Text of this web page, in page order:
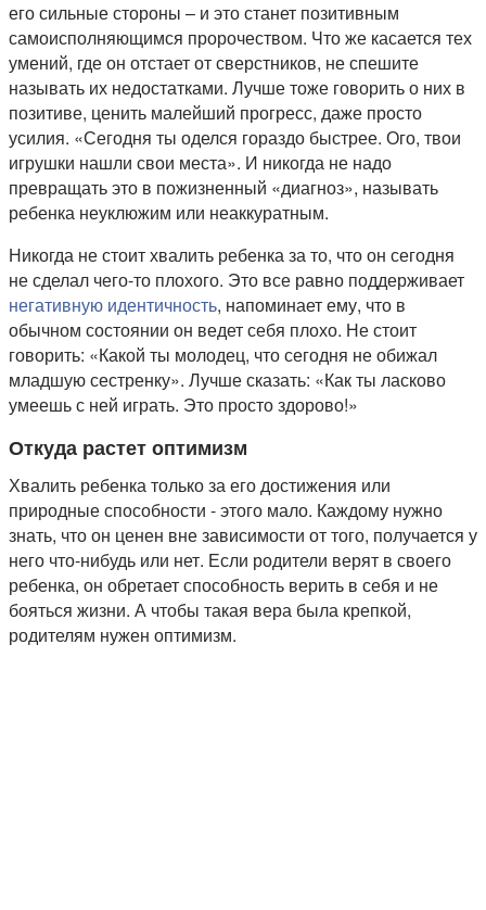
его сильные стороны – и это станет позитивным
самоисполняющимся пророчеством. Что же касается тех
умений, где он отстает от сверстников, не спешите
называть их недостатками. Лучше тоже говорить о них в
позитиве, ценить малейший прогресс, даже просто
усилия. «Сегодня ты оделся гораздо быстрее. Ого, твои
игрушки нашли свои места». И никогда не надо
превращать это в пожизненный «диагноз», называть
ребенка неуклюжим или неаккуратным.
Никогда не стоит хвалить ребенка за то, что он сегодня
не сделал чего-то плохого. Это все равно поддерживает
негативную идентичность, напоминает ему, что в
обычном состоянии он ведет себя плохо. Не стоит
говорить: «Какой ты молодец, что сегодня не обижал
младшую сестренку». Лучше сказать: «Как ты ласково
умеешь с ней играть. Это просто здорово!»
Откуда растет оптимизм
Хвалить ребенка только за его достижения или
природные способности - этого мало. Каждому нужно
знать, что он ценен вне зависимости от того, получается у
него что-нибудь или нет. Если родители верят в своего
ребенка, он обретает способность верить в себя и не
бояться жизни. А чтобы такая вера была крепкой,
родителям нужен оптимизм.